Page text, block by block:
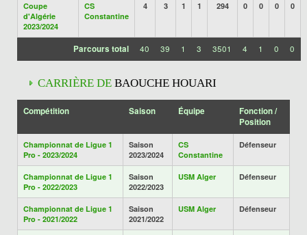
Coupe
d'Algérie
2023/2024
CS
Constantine
4 3 1 1 294 0 0 0 0
Parcours total 40 39 1 3 3501 4 1 0 0
CARRIÈRE DE BAOUCHE HOUARI
Compétition Saison Équipe
Fonction /
Position
Championnat de Ligue 1
Pro - 2023/2024
Saison
2023/2024
CS
Constantine
Défenseur
Championnat de Ligue 1
Pro - 2022/2023
Saison
2022/2023
USM Alger Défenseur
Championnat de Ligue 1
Pro - 2021/2022
Saison
2021/2022
USM Alger Défenseur